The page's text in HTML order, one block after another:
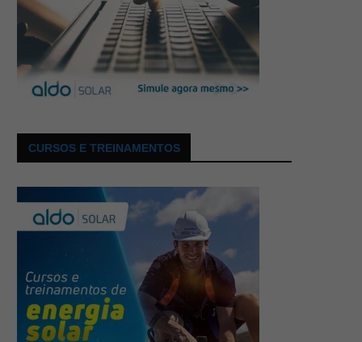
CURSOS E TREINAMENTOS